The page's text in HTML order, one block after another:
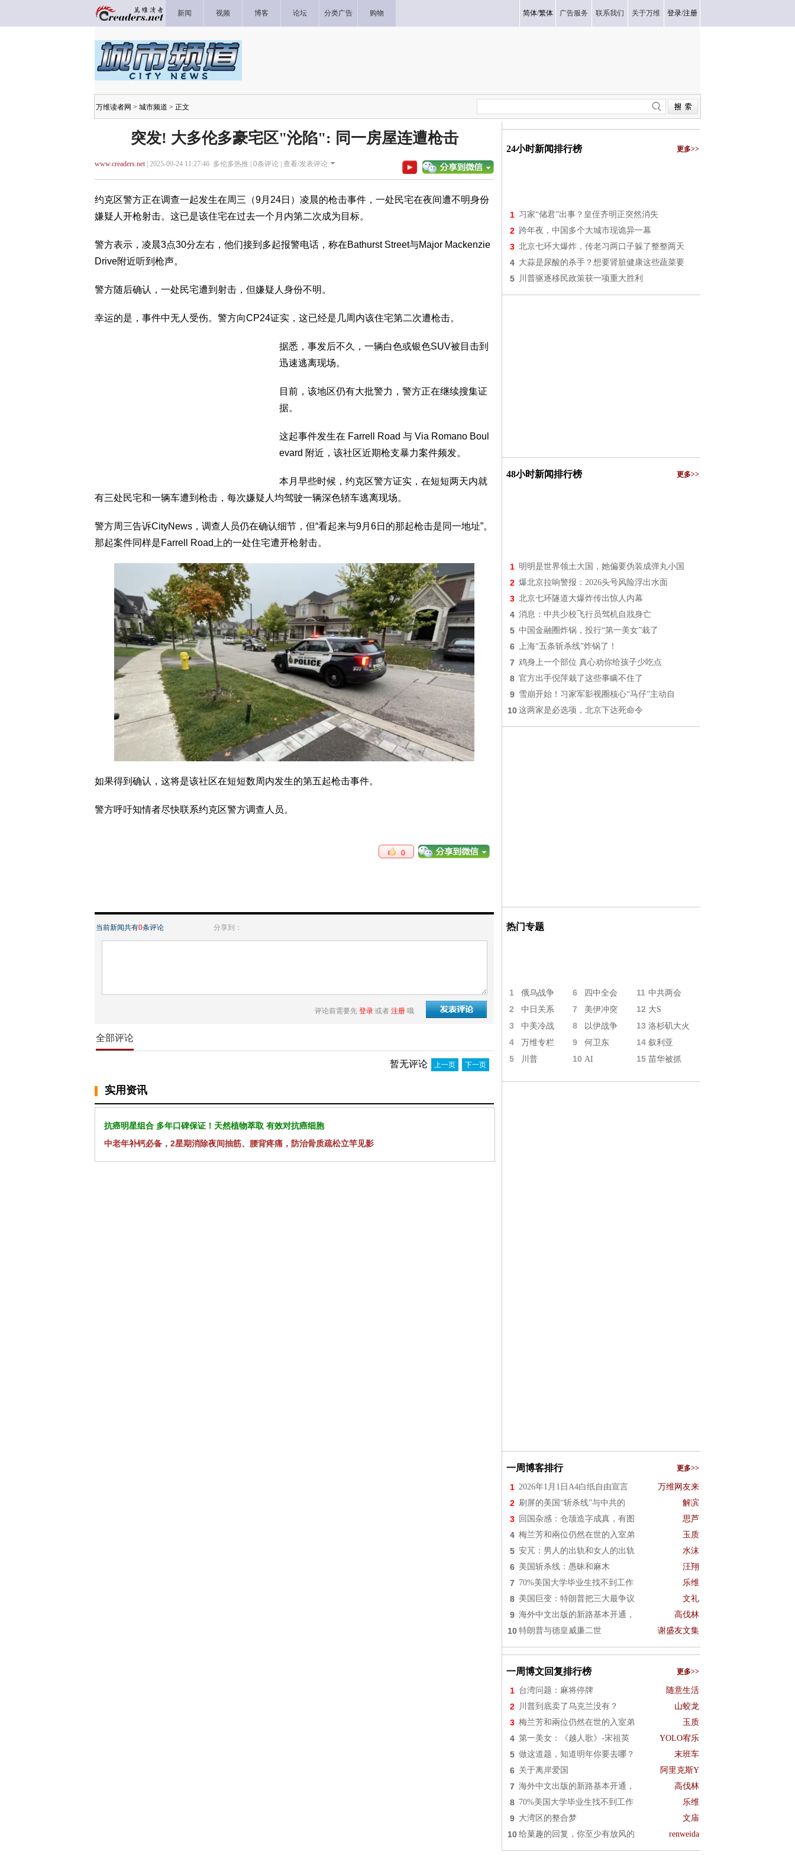
新闻 视频 博客 论坛 分类广告 购物 简体/繁体 广告服务 联系我们 关于万维 登录/注册
万维读者网 > 城市频道 > 正文
突发! 大多伦多豪宅区"沦陷": 同一房屋连遭枪击
www.creaders.net| 2025-09-24 11:27:46 多伦多热推 | 0条评论 | 查看/发表评论
约克区警方正在调查一起发生在周三（9月24日）凌晨的枪击事件，一处民宅在夜间遭不明身份
嫌疑人开枪射击。这已是该住宅在过去一个月内第二次成为目标。
警方表示，凌晨3点30分左右，他们接到多起报警电话，称在Bathurst Street与Major Mackenzie
Drive附近听到枪声。
警方随后确认，一处民宅遭到射击，但嫌疑人身份不明。
幸运的是，事件中无人受伤。警方向CP24证实，这已经是几周内该住宅第二次遭枪击。
据悉，事发后不久，一辆白色或银色SUV被目击到
迅速逃离现场。
目前，该地区仍有大批警力，警方正在继续搜集证
据。
这起事件发生在 Farrell Road 与 Via Romano Boul
evard 附近，该社区近期枪支暴力案件频发。
本月早些时候，约克区警方证实，在短短两天内就
有三处民宅和一辆车遭到枪击，每次嫌疑人均驾驶一辆深色轿车逃离现场。
警方周三告诉CityNews，调查人员仍在确认细节，但“看起来与9月6日的那起枪击是同一地址”。
那起案件同样是Farrell Road上的一处住宅遭开枪射击。
如果得到确认，这将是该社区在短短数周内发生的第五起枪击事件。
警方呼吁知情者尽快联系约克区警方调查人员。
0
当前新闻共有0条评论 分享到：
评论前需要先 登录 或者 注册 哦
全部评论
暂无评论 上一页 下一页
实用资讯
抗癌明星组合 多年口碑保证！天然植物萃取 有效对抗癌细胞
中老年补钙必备，2星期消除夜间抽筋、腰背疼痛，防治骨质疏松立竿见影
24小时新闻排行榜 更多>>
1 习家“储君”出事？皇侄齐明正突然消失
2 跨年夜，中国多个大城市现诡异一幕
3 北京七环大爆炸，传老习两口子躲了整整两天
4 大蒜是尿酸的杀手？想要肾脏健康这些蔬菜要
5 川普驱逐移民政策获一项重大胜利
48小时新闻排行榜 更多>>
1 明明是世界领土大国，她偏要伪装成弹丸小国
2 爆北京拉响警报：2026头号风险浮出水面
3 北京七环隧道大爆炸传出惊人内幕
4 消息：中共少校飞行员驾机自戕身亡
5 中国金融圈炸锅，投行“第一美女”栽了
6 上海“五条斩杀线”炸锅了！
7 鸡身上一个部位 真心劝你给孩子少吃点
8 官方出手倪萍栽了这些事瞒不住了
9 雪崩开始！习家军影视圈核心“马仔”主动自
10 这两家是必选项，北京下达死命令
热门专题
1 俄乌战争 6 四中全会 11 中共两会
2 中日关系 7 美伊冲突 12 大S
3 中美冷战 8 以伊战争 13 洛杉矶大火
4 万维专栏 9 何卫东 14 叙利亚
5 川普 10 AI 15 苗华被抓
一周博客排行 更多>>
1 2026年1月1日A4白纸自由宣言 万维网友来
2 刷屏的美国“斩杀线”与中共的 解滨
3 回国杂感：仓颉造字成真，有图 思芦
4 梅兰芳和兩位仍然在世的入室弟 玉质
5 安芃：男人的出轨和女人的出轨 水沫
6 美国斩杀线：愚昧和麻木 汪翔
7 70%美国大学毕业生找不到工作 乐维
8 美国巨变：特朗普把三大最争议 文礼
9 海外中文出版的新路基本开通， 高伐林
10 特朗普与德皇威廉二世 谢盛友文集
一周博文回复排行榜 更多>>
1 台湾问题：麻将停牌 随意生活
2 川普到底卖了乌克兰没有？ 山蛟龙
3 梅兰芳和兩位仍然在世的入室弟 玉质
4 第一美女：《越人歌》-宋祖英 YOLO宥乐
5 做这道题，知道明年你要去哪？ 末班车
6 关于离岸爱国 阿里克斯Y
7 海外中文出版的新路基本开通， 高伐林
8 70%美国大学毕业生找不到工作 乐维
9 大湾区的整合梦 文庙
10 给菓趣的回复，你至少有放风的 renweida